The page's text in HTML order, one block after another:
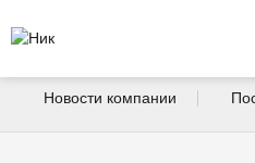
Новости компании